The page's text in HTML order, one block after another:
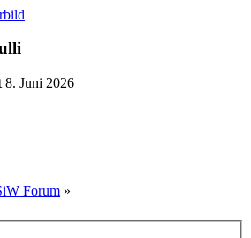
8. Juni 2026
Forum »